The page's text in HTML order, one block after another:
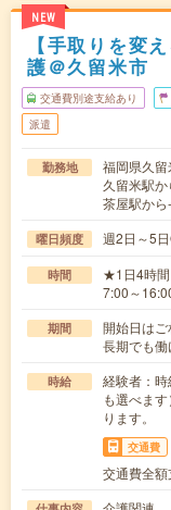
NEW
【手取りを変
護＠久留米市
交通費別途支給あり
派遣
勤務地
福岡県久留
久留米駅
茶屋駅か
曜日頻度 週2日～5
時間
★1日4時間
7:00～
期間
開始日は
長期でも働
時給
経験者：
も選べま
ります。
交通費
交通費全